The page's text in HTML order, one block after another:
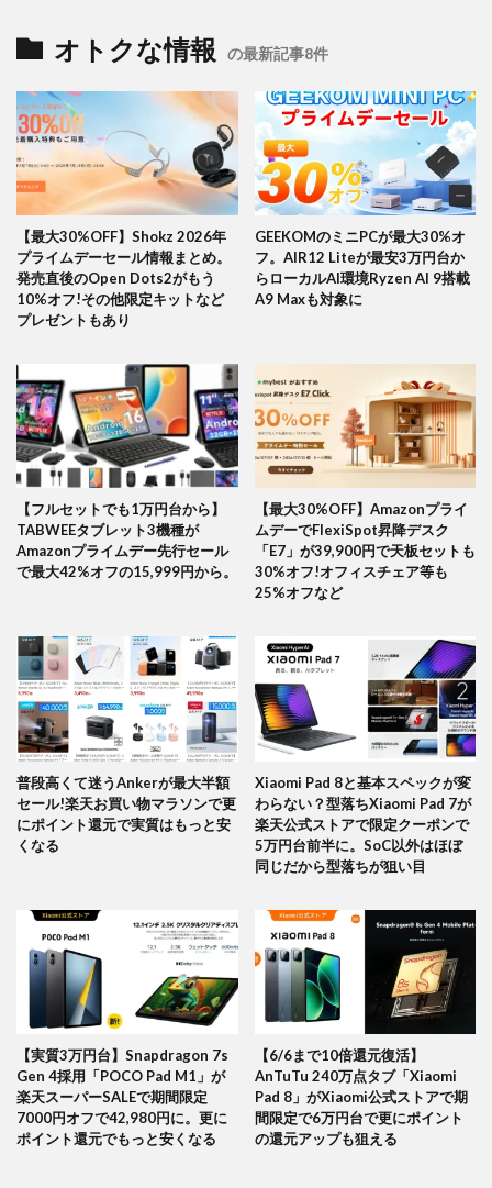
オトクな情報 の最新記事8件
【最大30%OFF】Shokz 2026年
プライムデーセール情報まとめ。
発売直後のOpen Dots2がもう
10%オフ!その他限定キットなど
プレゼントもあり
GEEKOMのミニPCが最大30%オ
フ。AIR12 Liteが最安3万円台か
らローカルAI環境Ryzen AI 9搭載
A9 Maxも対象に
【フルセットでも1万円台から】
TABWEEタブレット3機種が
Amazonプライムデー先行セール
で最大42%オフの15,999円から。
【最大30%OFF】Amazonプライ
ムデーでFlexiSpot昇降デスク
「E7」が39,900円で天板セットも
30%オフ!オフィスチェア等も
25%オフなど
普段高くて迷うAnkerが最大半額
セール!楽天お買い物マラソンで更
にポイント還元で実質はもっと安
くなる
Xiaomi Pad 8と基本スペックが変
わらない？型落ちXiaomi Pad 7が
楽天公式ストアで限定クーポンで
5万円台前半に。SoC以外はほぼ
同じだから型落ちが狙い目
【実質3万円台】Snapdragon 7s
Gen 4採用「POCO Pad M1」が
楽天スーパーSALEで期間限定
7000円オフで42,980円に。更に
ポイント還元でもっと安くなる
【6/6まで10倍還元復活】
AnTuTu 240万点タブ「Xiaomi
Pad 8」がXiaomi公式ストアで期
間限定で6万円台で更にポイント
の還元アップも狙える